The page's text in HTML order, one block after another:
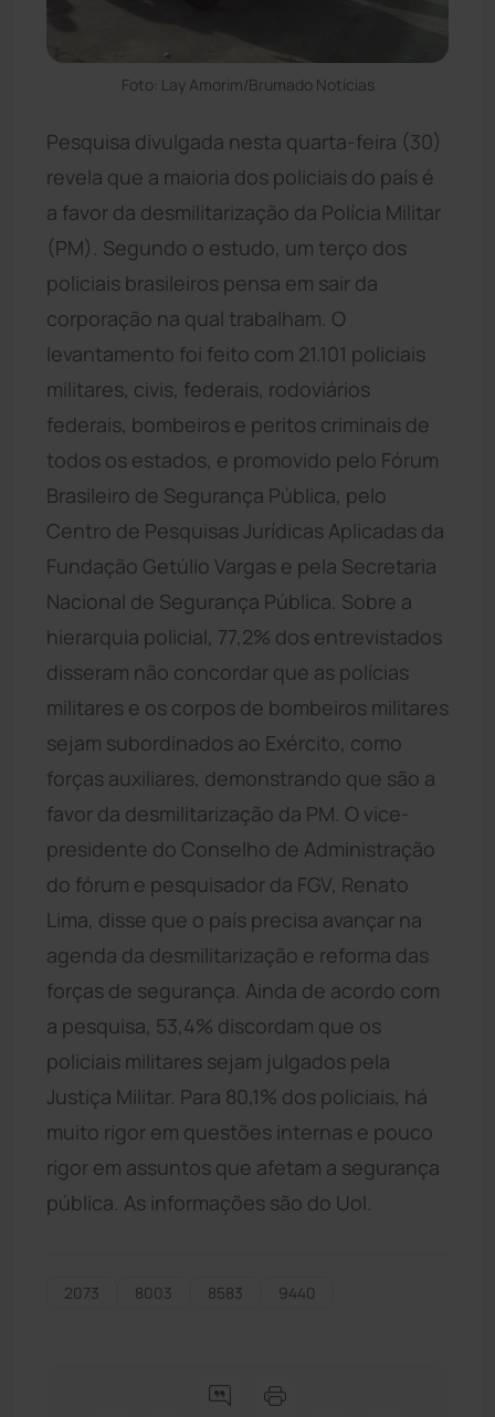
Foto: Lay Amorim/Brumado Notícias
Pesquisa divulgada nesta quarta-feira (30)
revela que a maioria dos policiais do país é
a favor da desmilitarização da Polícia Militar
(PM). Segundo o estudo, um terço dos
policiais brasileiros pensa em sair da
corporação na qual trabalham. O
levantamento foi feito com 21.101 policiais
militares, civis, federais, rodoviários
federais, bombeiros e peritos criminais de
todos os estados, e promovido pelo Fórum
Brasileiro de Segurança Pública, pelo
Centro de Pesquisas Jurídicas Aplicadas da
Fundação Getúlio Vargas e pela Secretaria
Nacional de Segurança Pública. Sobre a
hierarquia policial, 77,2% dos entrevistados
disseram não concordar que as polícias
militares e os corpos de bombeiros militares
sejam subordinados ao Exército, como
forças auxiliares, demonstrando que são a
favor da desmilitarização da PM. O vice-
presidente do Conselho de Administração
do fórum e pesquisador da FGV, Renato
Lima, disse que o país precisa avançar na
agenda da desmilitarização e reforma das
forças de segurança. Ainda de acordo com
a pesquisa, 53,4% discordam que os
policiais militares sejam julgados pela
Justiça Militar. Para 80,1% dos policiais, há
muito rigor em questões internas e pouco
rigor em assuntos que afetam a segurança
pública. As informações são do Uol.
2073 8003 8583 9440